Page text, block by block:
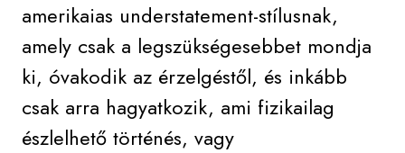
amerikaias understatement-stílusnak,
amely csak a legszükségesebbet mondja
ki, óvakodik az érzelgéstől, és inkább
csak arra hagyatkozik, ami fizikailag
észlelhető történés, vagy